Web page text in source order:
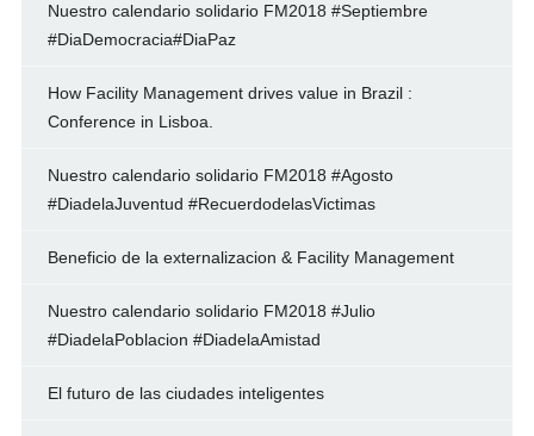
Nuestro calendario solidario FM2018 #Septiembre
#DiaDemocracia#DiaPaz
How Facility Management drives value in Brazil :
Conference in Lisboa.
Nuestro calendario solidario FM2018 #Agosto
#DiadelaJuventud #RecuerdodelasVictimas
Beneficio de la externalizacion & Facility Management
Nuestro calendario solidario FM2018 #Julio
#DiadelaPoblacion #DiadelaAmistad
El futuro de las ciudades inteligentes